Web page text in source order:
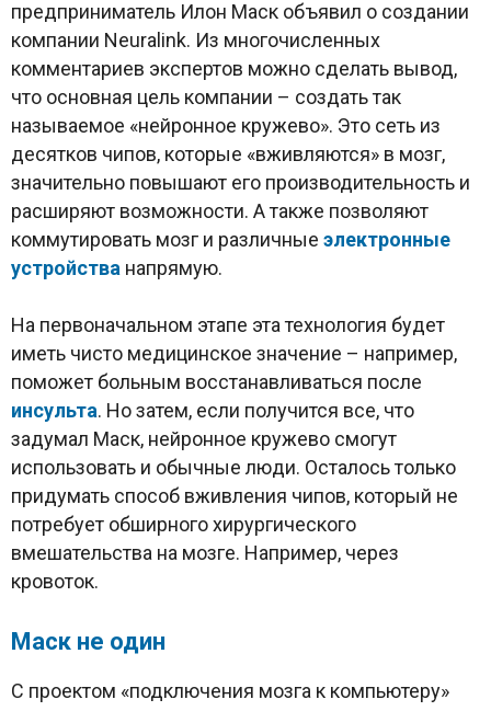
предприниматель Илон Маск объявил о создании
компании Neuralink. Из многочисленных
комментариев экспертов можно сделать вывод,
что основная цель компании – создать так
называемое «нейронное кружево». Это сеть из
десятков чипов, которые «вживляются» в мозг,
значительно повышают его производительность и
расширяют возможности. А также позволяют
коммутировать мозг и различные электронные
устройства напрямую.
На первоначальном этапе эта технология будет
иметь чисто медицинское значение – например,
поможет больным восстанавливаться после
инсульта. Но затем, если получится все, что
задумал Маск, нейронное кружево смогут
использовать и обычные люди. Осталось только
придумать способ вживления чипов, который не
потребует обширного хирургического
вмешательства на мозге. Например, через
кровоток.
Маск не один
С проектом «подключения мозга к компьютеру»